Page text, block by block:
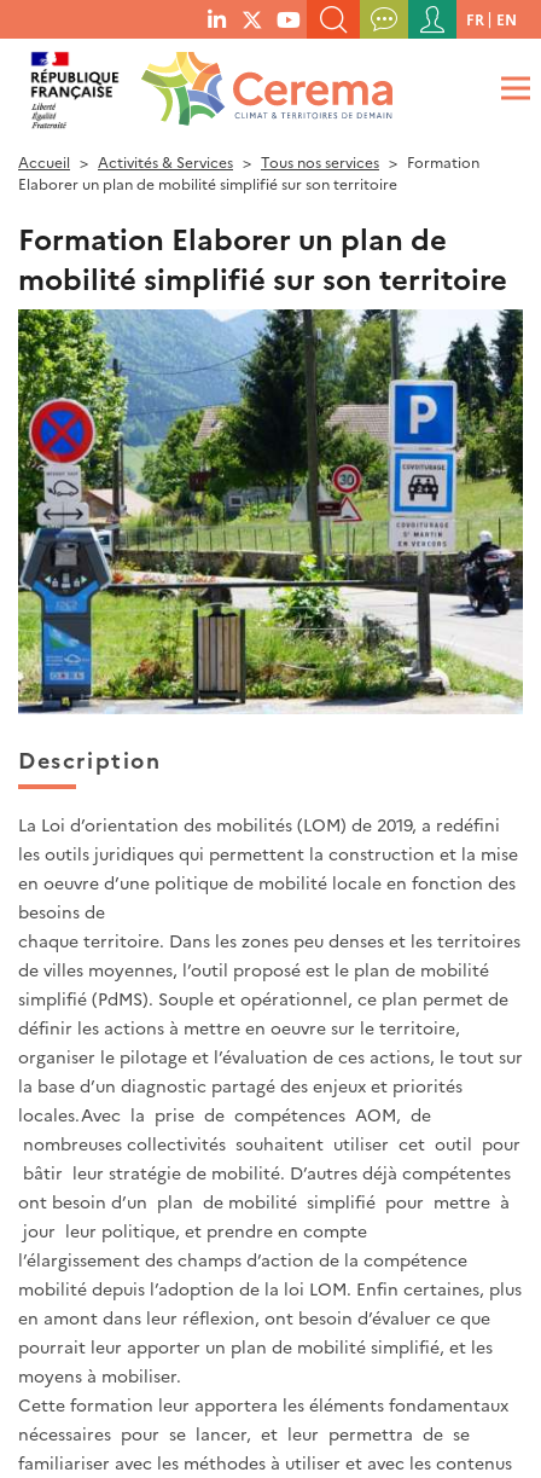
menu
social
links
RECHERCHER UN MOT-CLÉ, UNE PUBLICATION, ETC.
QUE RECHERCHEZ-VOUS ?
Menu
du
compte
de
FR EN
Accueil Activités & Services Tous nos services
Formation
Elaborer un plan de mobilité simplifié sur son territoire
Formation Elaborer un plan de
mobilité simplifié sur son territoire
Description
La Loi d’orientation des mobilités (LOM) de 2019, a redéfini
les outils juridiques qui permettent la construction et la mise
en oeuvre d’une politique de mobilité locale en fonction des
besoins de
chaque territoire. Dans les zones peu denses et les territoires
de villes moyennes, l’outil proposé est le plan de mobilité
simplifié (PdMS). Souple et opérationnel, ce plan permet de
définir les actions à mettre en oeuvre sur le territoire,
organiser le pilotage et l’évaluation de ces actions, le tout sur
la base d’un diagnostic partagé des enjeux et priorités
locales.Avec la prise de compétences AOM, de
nombreuses collectivités souhaitent utiliser cet outil pour
bâtir leur stratégie de mobilité. D’autres déjà compétentes
ont besoin d’un plan de mobilité simplifié pour mettre à
jour leur politique, et prendre en compte
l’élargissement des champs d’action de la compétence
mobilité depuis l’adoption de la loi LOM. Enfin certaines, plus
en amont dans leur réflexion, ont besoin d’évaluer ce que
pourrait leur apporter un plan de mobilité simplifié, et les
moyens à mobiliser.
Cette formation leur apportera les éléments fondamentaux
nécessaires pour se lancer, et leur permettra de se
familiariser avec les méthodes à utiliser et avec les contenus